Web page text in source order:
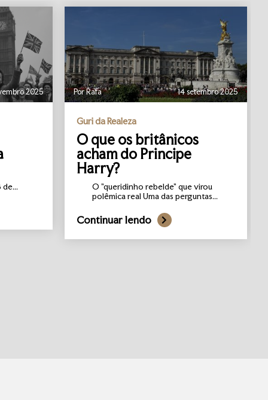
2025 Por Rafa 14 setembro 2025
Guri da Realeza
O que os britânicos
acham do Principe
Harry?
O "queridinho rebelde" que virou
polêmica real Uma das perguntas...
Continuar lendo